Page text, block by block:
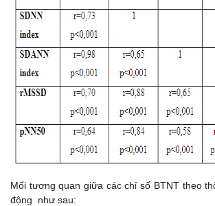
Mối tương quan giữa các chỉ số BTNT theo
động như sau: